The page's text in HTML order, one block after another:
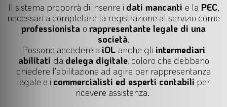
Il sistema proporrà di inserire i dati mancanti e la PEC,
necessari a completare la registrazione al servizio come
professionista o rappresentante legale di una
società.
Possono accedere a iOL anche gli intermediari
abilitati da delega digitale, coloro che debbano
chiedere l'abilitazione ad agire per rappresentanza
legale e i commercialisti ed esperti contabili per
ricevere assistenza.